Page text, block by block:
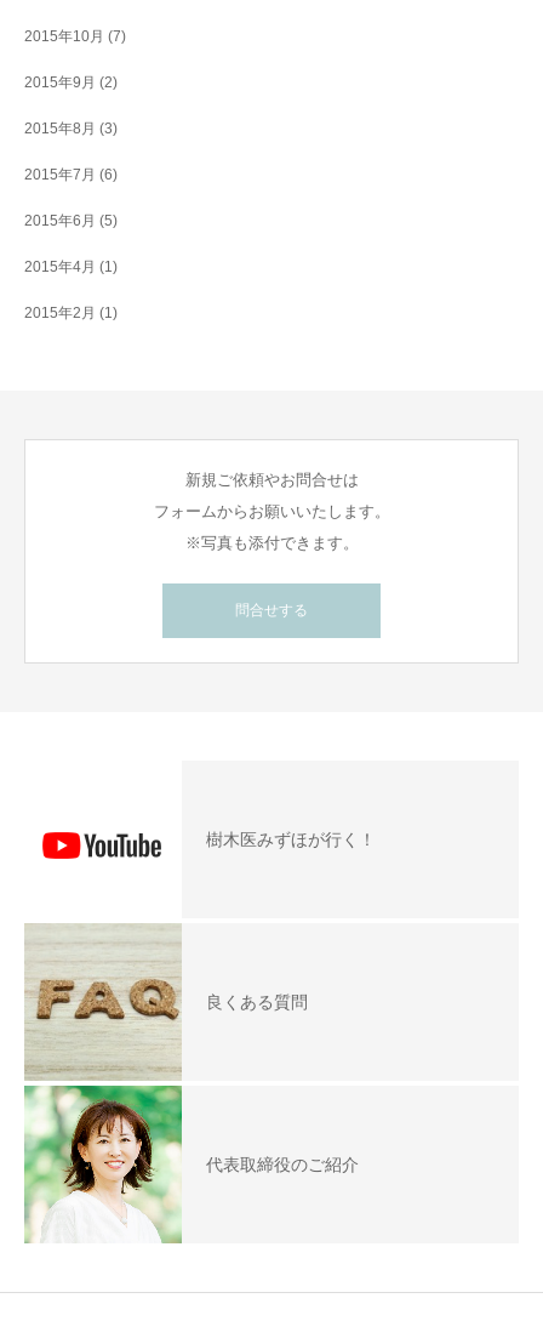
2015年10月 (7)
2015年9月 (2)
2015年8月 (3)
2015年7月 (6)
2015年6月 (5)
2015年4月 (1)
2015年2月 (1)
新規ご依頼やお問合せは
フォームからお願いいたします。
※写真も添付できます。
問合せする
樹木医みずほが行く！
良くある質問
代表取締役のご紹介